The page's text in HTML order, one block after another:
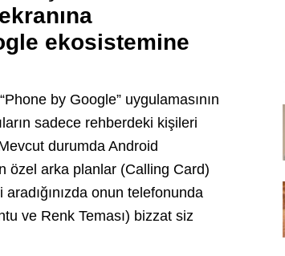
ekosistemine
by Google” uygulamasının
sadece rehberdeki kişileri
durumda Android
özel arka planlar (Calling Card)
onun telefonunda
ve Renk Teması) bizzat siz